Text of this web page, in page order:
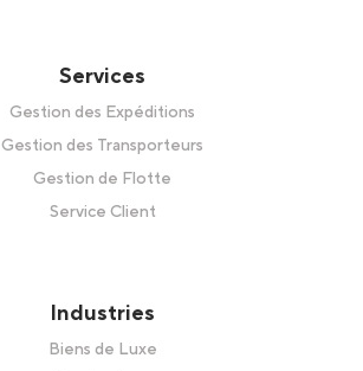
Services
Gestion des Expéditions
Gestion des Transporteurs
Gestion de Flotte
Service Client
Industries
Biens de Luxe